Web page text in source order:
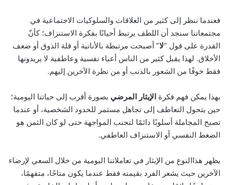
فعندما ننظر إلى كثير من العلاقات والسلوكيات الاجتماعية في
مجتمعاتنا سنجد أن اللطف يرتبط أحيانًا بفكرة الاستنزاف؛ كأنّ
القدرة على قول “لا” أصبحت مرتبطة بالأنانية أو قلة الذوق أو ضعف
الأخلاق. لهذا يقبل كثير من الناس أعباء نفسية وعاطفية لا يريدونها
فقط خوفًا من الشعور بالذنب أو من نظرة الآخرين إليهم.
بهذا يمكن فهم فكرة الإيثار المرضي بصورة أقرب إلى حياتنا اليومية؛
حين يتحول التعاطف إلى تجاهل مستمر للحدود الشخصية، أو عندما
تصبح المجاملة أسلوبًا دائمًا لتجنب المواجهة حتى لو كان الثمن هو
الضغط النفسي أو الاستنزاف العاطفي.
يظهر هذاالنوع من الإيثار في تعاملاتنا اليومية من خلال السعي لإرضاء
الآخرين حيث يشعر الفرد بقيمته فقط عندما يكون متاحًا، متفهمًا،